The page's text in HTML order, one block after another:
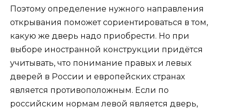
Поэтому определение нужного направления
открывания поможет сориентироваться в том,
какую же дверь надо приобрести. Но при
выборе иностранной конструкции придётся
учитывать, что понимание правых и левых
дверей в России и европейских странах
является противоположным. Если по
российским нормам левой является дверь,